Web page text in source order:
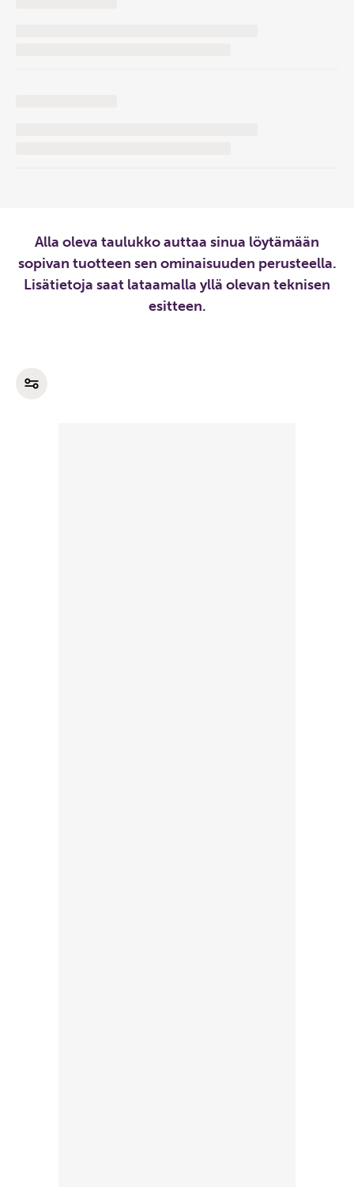
Alla oleva taulukko auttaa sinua löytämään
sopivan tuotteen sen ominaisuuden perusteella.
Lisätietoja saat lataamalla yllä olevan teknisen
esitteen.